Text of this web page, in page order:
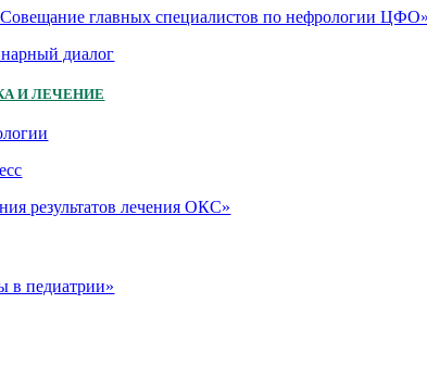
главных специалистов по нефрологии ЦФО»
диалог
И ЛЕЧЕНИЕ
результатов лечения ОКС»
в педиатрии»